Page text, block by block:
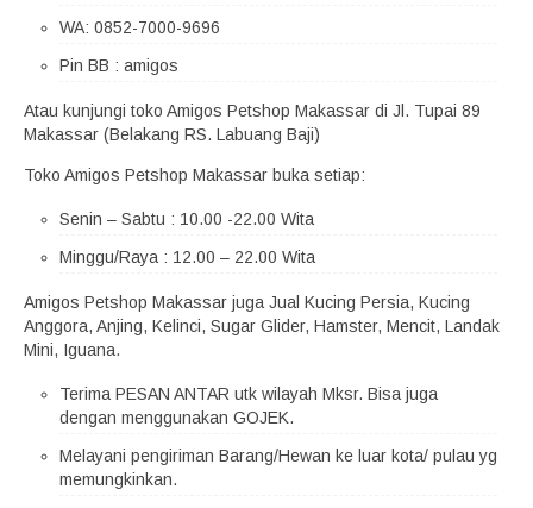
WA: 0852-7000-9696
Pin BB : amigos
Atau kunjungi toko Amigos Petshop Makassar di Jl. Tupai 89
Makassar (Belakang RS. Labuang Baji)
Toko Amigos Petshop Makassar buka setiap:
Senin – Sabtu : 10.00 -22.00 Wita
Minggu/Raya : 12.00 – 22.00 Wita
Amigos Petshop Makassar juga Jual Kucing Persia, Kucing
Anggora, Anjing, Kelinci, Sugar Glider, Hamster, Mencit, Landak
Mini, Iguana.
Terima PESAN ANTAR utk wilayah Mksr. Bisa juga
dengan menggunakan GOJEK.
Melayani pengiriman Barang/Hewan ke luar kota/ pulau yg
memungkinkan.